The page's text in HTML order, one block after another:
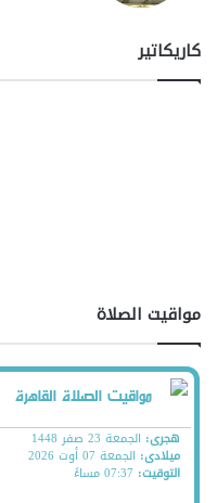
كاريكاتير
مواقيت الصلاة